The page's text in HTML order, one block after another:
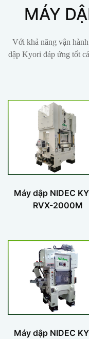
MÁY
Với khả năng vận
dập Kyori đáp ứng tốt
Máy dập NIDEC
RVX-2000M
Máy dập NIDEC